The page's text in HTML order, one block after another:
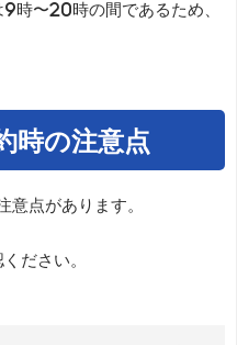
時〜20時の間であるため、
時の注意点
点があります。
ださい。